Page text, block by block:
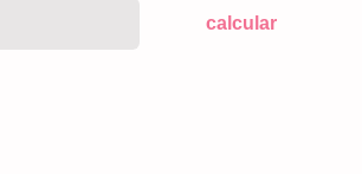
calcular